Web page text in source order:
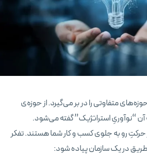
متفاوتی را در بر می‌گیرد. از حوزه‌ی
“نوآوریِ استراتژیک” گفته می‌شود.
حرکتِ رو به جلوی کسب و کار شما هستند. تفکر
طریق در یک سازمان پیاده شود: